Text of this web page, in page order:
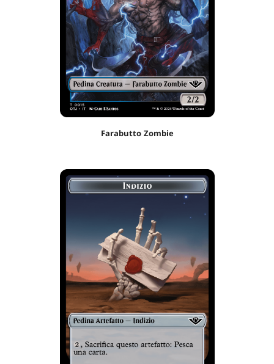
Farabutto Zombie